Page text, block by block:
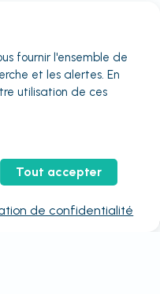
fournir l'ensemble de
et les alertes. En
utilisation de ces
Tout accepter
de confidentialité